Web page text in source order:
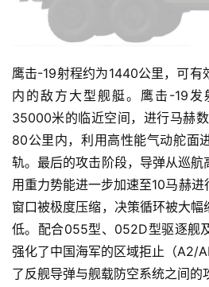
鹰击-19射程约为1440公里，可有
内的敌方大型舰艇。鹰击-19
35000米的临近空间，进行马赫
80公里内，利用高性能气动舵面
轨。最后的攻击阶段，导弹从巡航
用重力势能进一步加速至10马赫
窗口被极度压缩，决策循环被大
低。配合055型、052D型驱逐舰
强化了中国海军的区域拒止（A2/
了反舰导弹与舰载防空系统之间的